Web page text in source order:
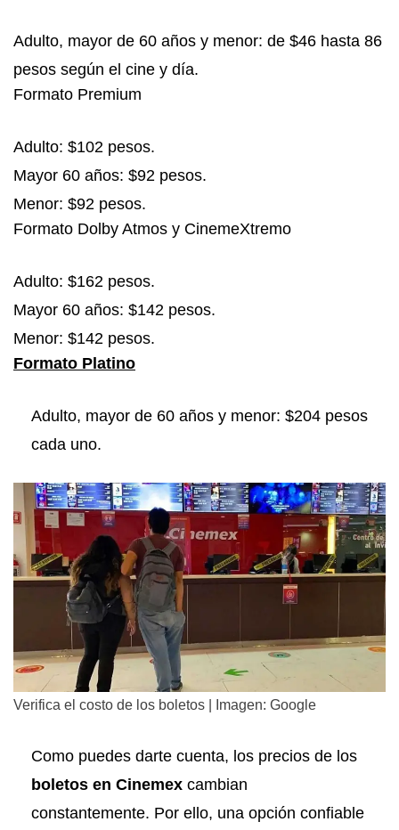
Adulto, mayor de 60 años y menor: de $46 hasta 86
pesos según el cine y día.
Formato Premium
Adulto: $102 pesos.
Mayor 60 años: $92 pesos.
Menor: $92 pesos.
Formato Dolby Atmos y CinemeXtremo
Adulto: $162 pesos.
Mayor 60 años: $142 pesos.
Menor: $142 pesos.
Formato Platino
Adulto, mayor de 60 años y menor: $204 pesos
cada uno.
Verifica el costo de los boletos | Imagen: Google
Como puedes darte cuenta, los precios de los
boletos en Cinemex cambian
constantemente. Por ello, una opción confiable